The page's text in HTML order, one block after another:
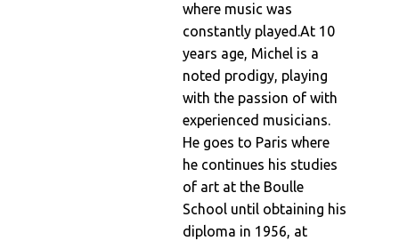
where music was
constantly played.At 10
years age, Michel is a
noted prodigy, playing
with the passion of with
experienced musicians.
He goes to Paris where
he continues his studies
of art at the Boulle
School until obtaining his
diploma in 1956, at